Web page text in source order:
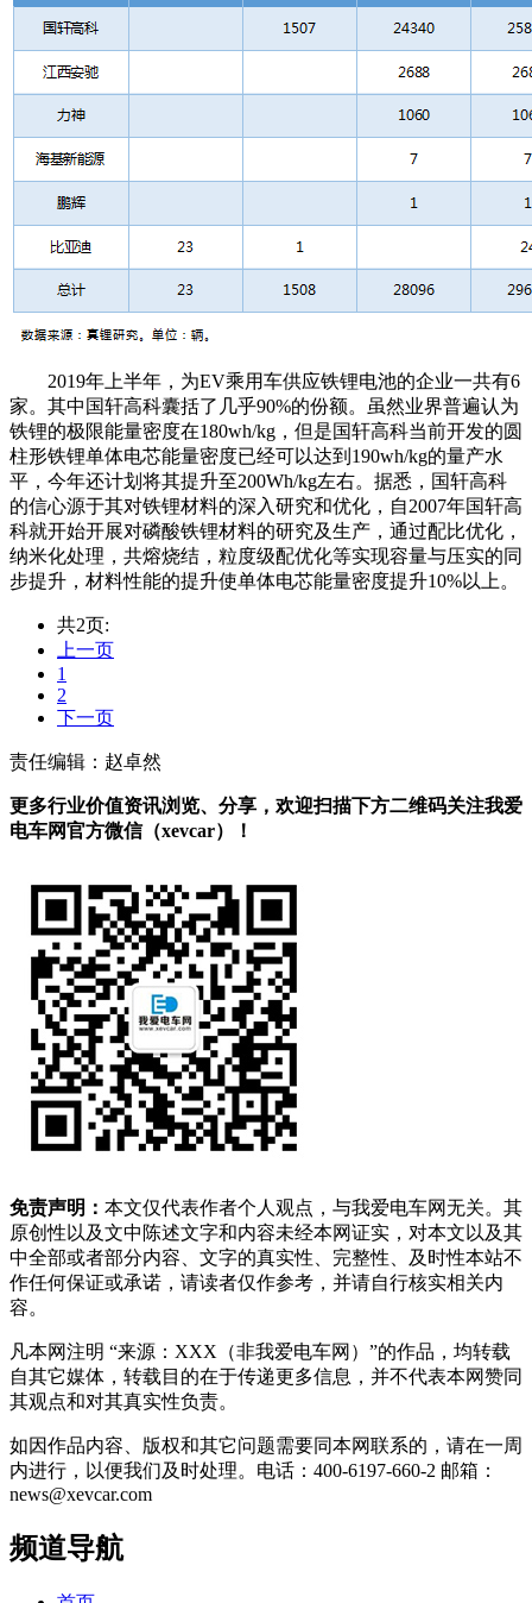
2019年上半年，为EV乘用车供应铁锂电池的企业一共有6
家。其中国轩高科囊括了几乎90%的份额。虽然业界普遍认为
铁锂的极限能量密度在180wh/kg，但是国轩高科当前开发的圆
柱形铁锂单体电芯能量密度已经可以达到190wh/kg的量产水
平，今年还计划将其提升至200Wh/kg左右。据悉，国轩高科
的信心源于其对铁锂材料的深入研究和优化，自2007年国轩高
科就开始开展对磷酸铁锂材料的研究及生产，通过配比优化，
纳米化处理，共熔烧结，粒度级配优化等实现容量与压实的同
步提升，材料性能的提升使单体电芯能量密度提升10%以上。
共2页:
上一页
1
2
下一页
责任编辑：赵卓然
更多行业价值资讯浏览、分享，欢迎扫描下方二维码关注我爱
电车网官方微信（xevcar）！
免责声明： 本文仅代表作者个人观点，与我爱电车网无关。其
原创性以及文中陈述文字和内容未经本网证实，对本文以及其
中全部或者部分内容、文字的真实性、完整性、及时性本站不
作任何保证或承诺，请读者仅作参考，并请自行核实相关内
容。
凡本网注明 “来源：XXX（非我爱电车网）”的作品，均转载
自其它媒体，转载目的在于传递更多信息，并不代表本网赞同
其观点和对其真实性负责。
如因作品内容、版权和其它问题需要同本网联系的，请在一周
内进行，以便我们及时处理。电话：400-6197-660-2 邮箱：
news@xevcar.com
频道导航